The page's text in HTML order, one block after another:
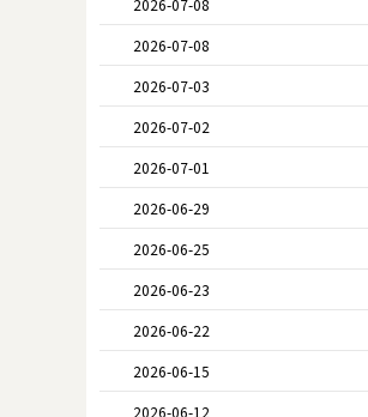
2026-07-08
2026-07-03
2026-07-02
2026-07-01
2026-06-29
2026-06-25
2026-06-23
2026-06-22
2026-06-15
2026-06-12